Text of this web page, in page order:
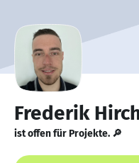
Frederik
ist offen für Projekte. 🔎